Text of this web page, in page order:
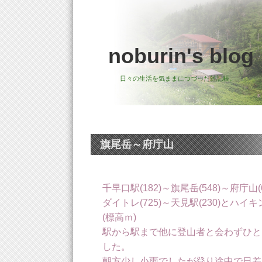
noburin's blog
日々の生活を気ままにつづった雑記帳。
旗尾岳～府庁山
千早口駅(182)～旗尾岳(548)～府庁山
ダイトレ(725)～天見駅(230)とハイ
(標高ｍ)
駅から駅まで他に登山者と会わずひ
した。